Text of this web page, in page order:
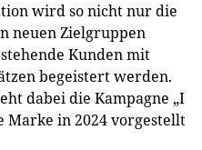
wird so nicht nur die
neuen Zielgruppen
Kunden mit
begeistert werden.
dabei die Kampagne „I
Marke in 2024 vorgestellt